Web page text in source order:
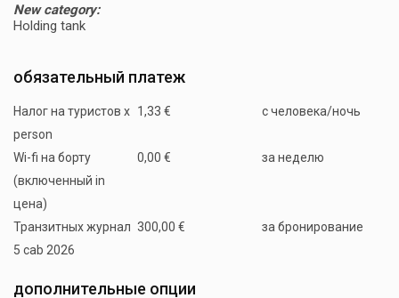
New category:
Holding tank
обязательный платеж
Налог на туристов x
person
1,33 € с человека/ночь
Wi-fi на борту
(включенный in
цена)
0,00 € за неделю
Транзитных журнал
5 cab 2026
300,00 € за бронирование
дополнительные опции